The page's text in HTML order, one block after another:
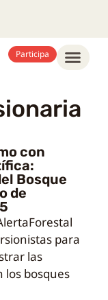
Participa
con
Bosque
de
para
las
los bosques